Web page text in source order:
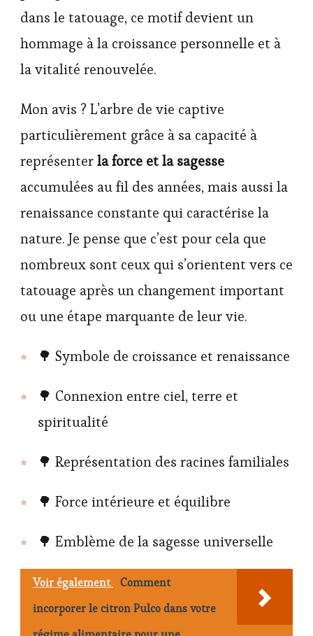
dans le tatouage, ce motif devient un
hommage à la croissance personnelle et à
la vitalité renouvelée.
Mon avis ? L’arbre de vie captive
particulièrement grâce à sa capacité à
représenterla force et la sagesse
accumulées au fil des années, mais aussi la
renaissance constante qui caractérise la
nature. Je pense que c’est pour cela que
nombreux sont ceux qui s’orientent vers ce
tatouage après un changement important
ou une étape marquante de leur vie.
🌳 Symbole de croissance et renaissance
🌳 Connexion entre ciel, terre et
spiritualité
🌳 Représentation des racines familiales
🌳 Force intérieure et équilibre
🌳 Emblème de la sagesse universelle
Voir également
Comment
incorporer le citron Pulco dans votre